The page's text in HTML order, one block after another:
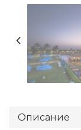
Описание